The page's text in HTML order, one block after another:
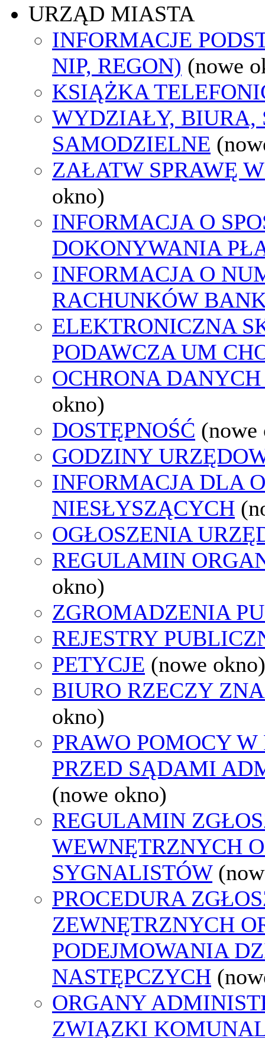
URZĄD MIASTA
INFORMACJE
NIP, REGON) (nowe
KSIĄŻKA
WYDZIAŁY, BIURA,
SAMODZIELNE
ZAŁATW SPRAWĘ
okno)
INFORMACJA O
DOKONYWANIA
INFORMACJA O
RACHUNKÓW
ELEKTRONICZNA
PODAWCZA UM
OCHRONA
okno)
DOSTĘPNOŚĆ (nowe
GODZINY
INFORMACJA DLA
NIESŁYSZĄCYCH
OGŁOSZENIA
REGULAMIN
okno)
ZGROMADZENIA
REJESTRY
PETYCJE (nowe okno)
BIURO RZECZY
okno)
PRAWO POMOCY
PRZED SĄDAMI
(nowe okno)
REGULAMIN
WEWNĘTRZNYCH
SYGNALISTÓW
PROCEDURA
ZEWNĘTRZNYCH
PODEJMOWANIA
NASTĘPCZYCH
ORGANY
ZWIĄZKI